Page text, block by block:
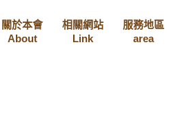
關於本會
About
相關網站
Link
服務地區
area